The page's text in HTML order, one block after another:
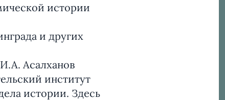
истории
и других
Асалханов
институт
истории. Здесь